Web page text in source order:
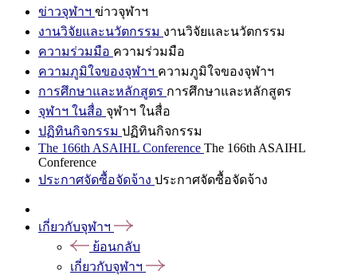
ข่าวจุฬาฯ ข่าวจุฬาฯ
งานวิจัยและนวัตกรรม งานวิจัยและนวัตกรรม
ความร่วมมือ ความร่วมมือ
ความภูมิใจของจุฬาฯ ความภูมิใจของจุฬาฯ
การศึกษาและหลักสูตร การศึกษาและหลักสูตร
จุฬาฯ ในสื่อ จุฬาฯ ในสื่อ
ปฏิทินกิจกรรม ปฏิทินกิจกรรม
The 166th ASAIHL Conference The 166th ASAIHL
Conference
ประกาศจัดซื้อจัดจ้าง ประกาศจัดซื้อจัดจ้าง
เกี่ยวกับจุฬาฯ
ย้อนกลับ
เกี่ยวกับจุฬาฯ